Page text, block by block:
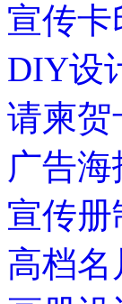
宣传
DIY设
请柬贺
广告
宣传
高档名